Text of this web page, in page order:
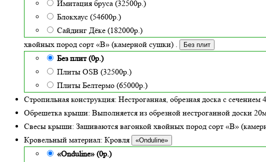
Имитация бруса (32500р.)
Блокхаус (54600р.)
Сайдинг Дёке (182000р.)
хвойных пород сорт «В» (камерной сушки) . Без плит
Без плит (0р.)
Плиты OSB (32500р.)
Плиты Белтермо (65000р.)
Стропильная конструкция: Нестроганная, обрезная доска с
Обрешетка крыши: Выполняется из обрезной нестроганной доски
Свесы крыши: Зашиваются вагонкой хвойных пород сорт «В»
Кровельный материал: Кровля «Onduline»
«Onduline» (0р.)